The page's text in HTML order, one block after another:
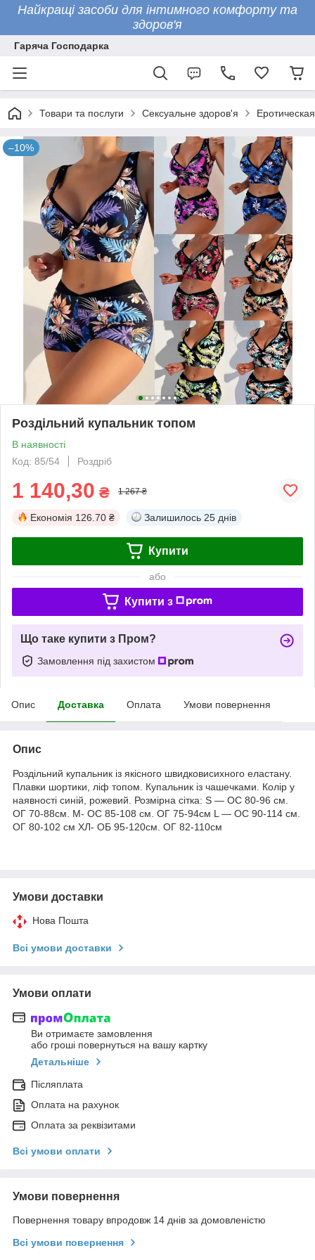
Найкращі засоби для інтимного комфорту та
здоров'я
Гаряча Господарка
Товари та послуги Сексуальне здоров'я
–10%
Роздільний купальник топом
В наявності
Код: 85/54
Роздріб
1 140,30 ₴ 1 267 ₴
Економія 126.70 ₴ Залишилось 25 днів
Купити
або
Купити з
Що таке купити з Пром?
Замовлення під захистом
Опис Доставка Оплата Умови повернення
Опис
Роздільний купальник із якісного швидковисихного еластану.
Плавки шортики, ліф топом. Купальник із чашечками. Колір у
наявності синій, рожевий. Розмірна сітка: S — ОС 80-96 см.
ОГ 70-88см. M- ОС 85-108 см. ОГ 75-94см L — ОС 90-114 см.
ОГ 80-102 см ХЛ- ОБ 95-120см. ОГ 82-110см
Умови доставки
Нова Пошта
Всі умови доставки
Умови оплати
Ви отримаєте замовлення
або гроші повернуться на вашу картку
Детальніше
Післяплата
Оплата на рахунок
Оплата за реквізитами
Всі умови оплати
Умови повернення
Повернення товару впродовж 14 днів за домовленістю
Всі умови повернення